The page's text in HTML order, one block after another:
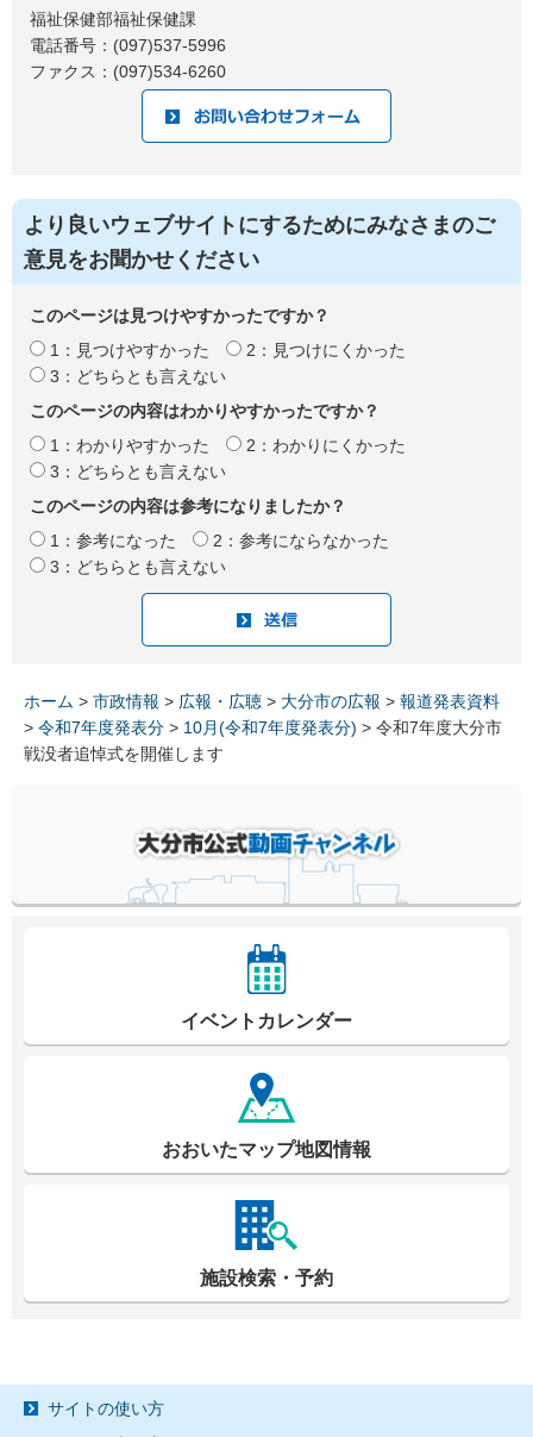
福祉保健部福祉保健課
電話番号：(097)537-5996
ファクス：(097)534-6260
より良いウェブサイトにするためにみなさまのご
意見をお聞かせください
このページは見つけやすかったですか？
1：見つけやすかった
2：見つけにくかった
3：どちらとも言えない
このページの内容はわかりやすかったですか？
1：わかりやすかった
2：わかりにくかった
3：どちらとも言えない
このページの内容は参考になりましたか？
1：参考になった
2：参考にならなかった
3：どちらとも言えない
ホーム > 市政情報 > 広報・広聴 > 大分市の広報 > 報道発表資料
> 令和7年度発表分 > 10月(令和7年度発表分) > 令和7年度大分市
戦没者追悼式を開催します
イベントカレンダー
おおいたマップ地図情報
施設検索・予約
サイトの使い方